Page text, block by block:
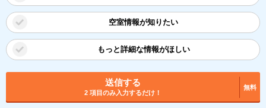
空室情報が知りたい
もっと詳細な情報がほしい
送信する
2 項目のみ入力するだけ！
無料